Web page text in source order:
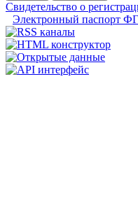
Свидетельство о
Электронный паспорт